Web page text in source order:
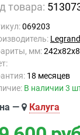
товара:
069203
мм:
18 месяцев
В наличии 3
— Калуга